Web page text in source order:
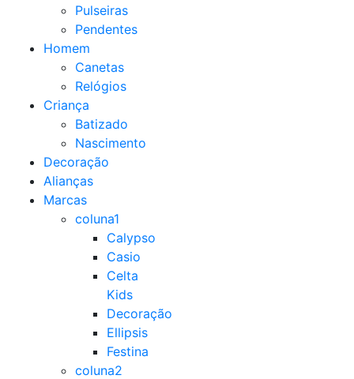
Pulseiras
Pendentes
Homem
Canetas
Relógios
Criança
Batizado
Nascimento
Decoração
Alianças
Marcas
coluna1
Calypso
Casio
Celta
Kids
Decoração
Ellipsis
Festina
coluna2